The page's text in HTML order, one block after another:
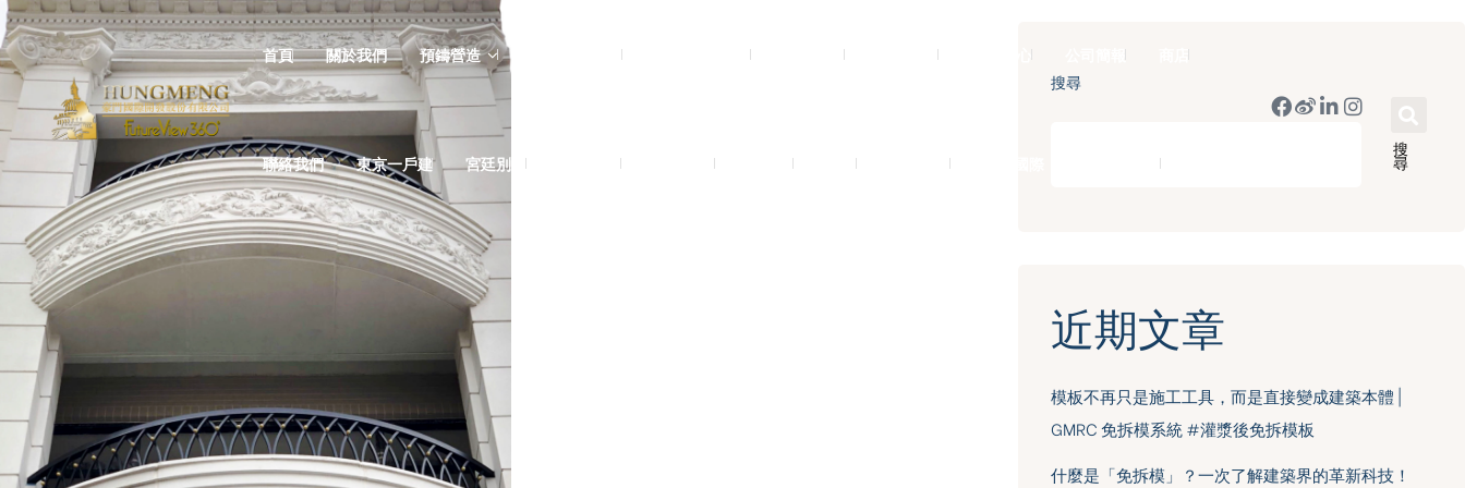
首頁 關於我們 預鑄營造 影音實體投影 3D數位設計院 規劃設計 工程實績 新聞中心 公司簡報 商店
聯絡我們 東京一戶建 宮廷別墅 興墅12戶 法式御墅 購物車 結帳 我的帳號 豪門國際 ｜ 50週年里程碑
搜尋
搜
尋
近期文章
模板不再只是施工工具，而是直接變成建築本體 |
GMRC 免拆模系統 #灌漿後免拆模板
什麼是「免拆模」？一次了解建築界的革新科技！